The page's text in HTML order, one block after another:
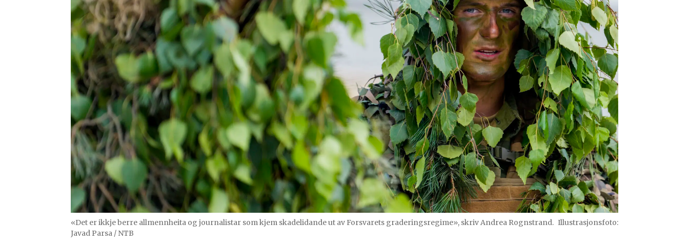
«Det er ikkje berre allmennheita og journalistar som kjem skadelidande ut av Forsvarets graderingsregime», skriv Andrea Rognstrand. Illustrasjonsfoto:
Javad Parsa / NTB